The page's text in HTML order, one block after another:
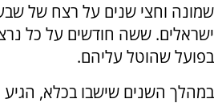
שמונה וחצי שנים על רצח של
ישראלים. ששה חודשים על כל
בפועל שהוטל עליהם.